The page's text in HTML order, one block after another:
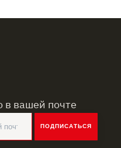
в вашей почте
ПОДПИСАТЬСЯ